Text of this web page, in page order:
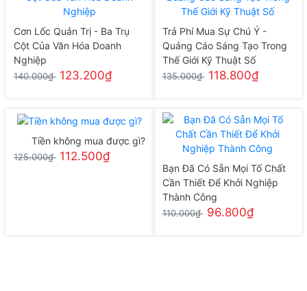
Cơn Lốc Quản Trị - Ba Trụ
Cột Của Văn Hóa Doanh
Nghiệp
140.000₫ 123.200₫
Trả Phí Mua Sự Chú Ý -
Quảng Cáo Sáng Tạo Trong
Thế Giới Kỹ Thuật Số
135.000₫ 118.800₫
Tiền không mua được gì?
125.000₫ 112.500₫
Bạn Đã Có Sẵn Mọi Tố Chất
Cần Thiết Để Khởi Nghiệp
Thành Công
110.000₫ 96.800₫